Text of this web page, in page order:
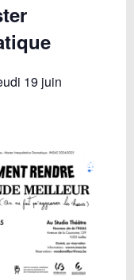
19 juin